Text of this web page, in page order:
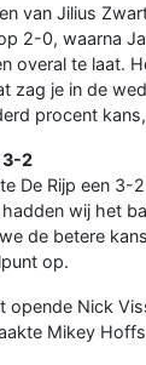
van Jilius
2-0, waarna
overal te laat.
zag je in de
procent
3-2
De Rijp een 3-
wij het
de betere
op.
opende Nick
Mikey